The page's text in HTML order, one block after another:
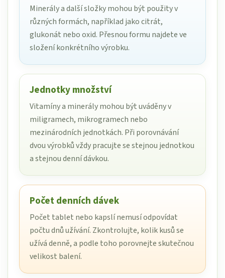
Minerály a další složky mohou být použity v
různých formách, například jako citrát,
glukonát nebo oxid. Přesnou formu najdete ve
složení konkrétního výrobku.
Jednotky množství
Vitamíny a minerály mohou být uváděny v
miligramech, mikrogramech nebo
mezinárodních jednotkách. Při porovnávání
dvou výrobků vždy pracujte se stejnou jednotkou
a stejnou denní dávkou.
Počet denních dávek
Počet tablet nebo kapslí nemusí odpovídat
počtu dnů užívání. Zkontrolujte, kolik kusů se
užívá denně, a podle toho porovnejte skutečnou
velikost balení.